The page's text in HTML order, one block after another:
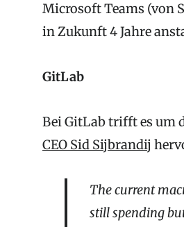
Microsoft Teams (von
in Zukunft 4 Jahre
GitLab
Bei GitLab trifft es um
CEO Sid Sijbrandij
The current
still spending